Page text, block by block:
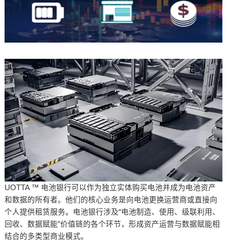
UOTTA ™ 电池银行可以作为独立实体购买电池并成为电池资产
和数据的所有者。他们的核心业务是向电池更换运营商或直接向
个人提供租赁服务。电池银行涉及“电池制造、使用、级联利用、
回收、数据赋能”价值链的各个环节，形成资产运营与数据赋能相
结合的多类型商业模式。